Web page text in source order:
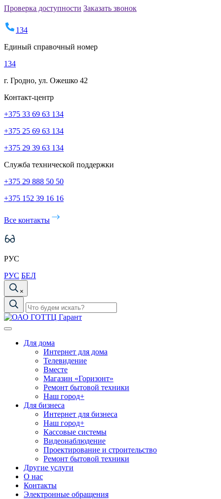
Проверка доступности Заказать звонок
134
Единый справочный номер
134
г. Гродно, ул. Ожешко 42
Контакт-центр
+375 33 69 63 134
+375 25 69 63 134
+375 29 39 63 134
Служба технической поддержки
+375 29 888 50 50
+375 152 39 16 16
Все контакты
РУС
РУС БЕЛ
×
Для дома
Интернет для дома
Телевидение
Вместе
Магазин «Горизонт»
Ремонт бытовой техники
Наш город+
Для бизнеса
Интернет для бизнеса
Наш город+
Кассовые системы
Видеонаблюдение
Проектирование и строительство
Ремонт бытовой техники
Другие услуги
О нас
Контакты
Электронные обращения